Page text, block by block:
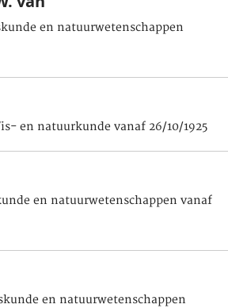
en natuurwetenschappen
en natuurkunde vanaf 26/10/1925
en natuurwetenschappen vanaf
en natuurwetenschappen